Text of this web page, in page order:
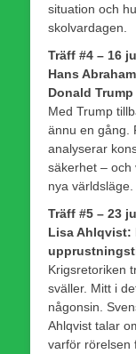
situation och
skolvardagen.
Träff #4 – 16
Hans
Donald
Med Trump
ännu en gång.
analyserar
säkerhet – och
nya världsläge.
Träff #5 – 23
Lisa Ahlqvist:
Krigsretoriken
sväller. Mitt i
någonsin.
Ahlqvist talar
varför rörelsen